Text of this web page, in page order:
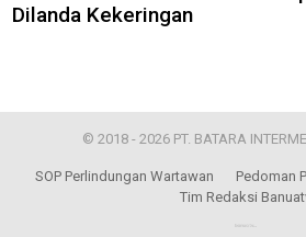
Dilanda Kekeringan
© 2018 - 2026 PT. BATARA
SOP Perlindungan Wartawan
Pedoman
Tim Redaksi